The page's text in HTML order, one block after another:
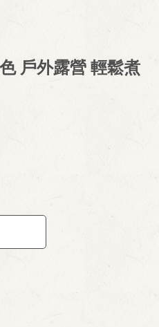
戶外露營 輕鬆煮